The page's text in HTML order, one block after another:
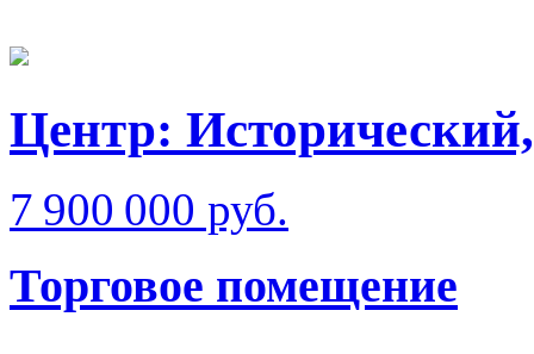
Центр:
7 900 000 руб.
Торговое помещение